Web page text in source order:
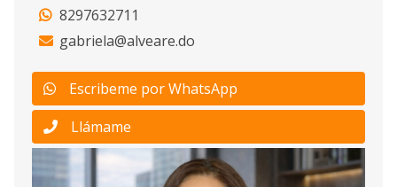
8297632711
gabriela@alveare.do
Escribeme por WhatsApp
Llámame